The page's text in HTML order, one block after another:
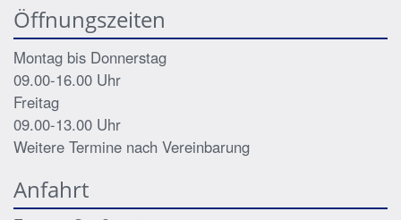
Öffnungszeiten
Montag bis Donnerstag
09.00-16.00 Uhr
Freitag
09.00-13.00 Uhr
Weitere Termine nach Vereinbarung
Anfahrt